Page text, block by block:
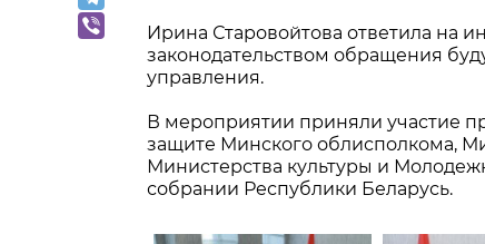
Ирина Старовойтова ответила на
законодательством обращения
управления.
В мероприятии приняли участие
защите Минского облисполкома,
Министерства культуры и
собрании Республики Беларусь.